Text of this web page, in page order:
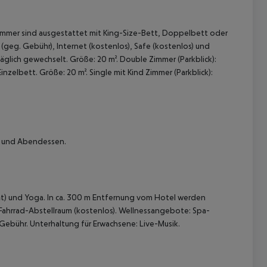
sind ausgestattet mit King-Size-Bett, Doppelbett oder
Gebühr), Internet (kostenlos), Safe (kostenlos) und
gewechselt. Größe: 20 m². Double Zimmer (Parkblick):
Größe: 20 m². Single mit Kind Zimmer (Parkblick):
Abendessen.
und Yoga. In ca. 300 m Entfernung vom Hotel werden
Abstellraum (kostenlos). Wellnessangebote: Spa-
Unterhaltung für Erwachsene: Live-Musik.